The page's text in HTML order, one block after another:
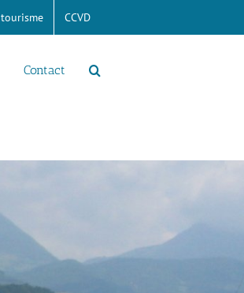
CCVD
Contact